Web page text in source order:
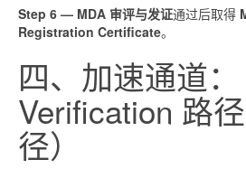
Step 6 — MDA 审评与发证通过后取得
Registration Certificate。
四、加速通道：
Verification 路
径）